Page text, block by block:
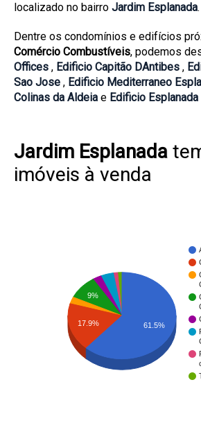
localizado no bairro Jardim Esplanada.
Dentre os condomínios e edifícios
Comércio Combustíveis, podemos
Offices , Edificio Capitão DAntibes ,
Sao Jose , Edificio Mediterraneo
Colinas da Aldeia e Edificio
Jardim Esplanada
imóveis à venda
9%
17.9% 61.5%